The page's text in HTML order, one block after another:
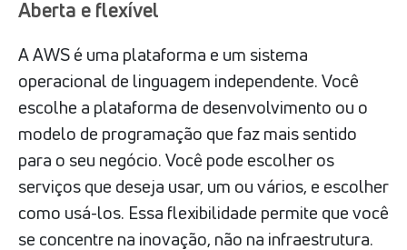
Aberta e flexível
A AWS é uma plataforma e um sistema
operacional de linguagem independente. Você
escolhe a plataforma de desenvolvimento ou o
modelo de programação que faz mais sentido
para o seu negócio. Você pode escolher os
serviços que deseja usar, um ou vários, e escolher
como usá-los. Essa flexibilidade permite que você
se concentre na inovação, não na infraestrutura.